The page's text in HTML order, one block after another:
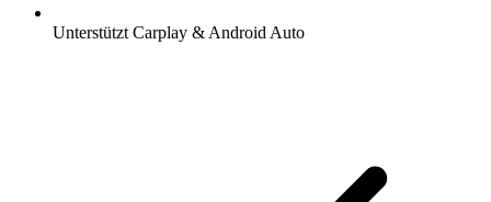
Unterstützt Carplay & Android Auto